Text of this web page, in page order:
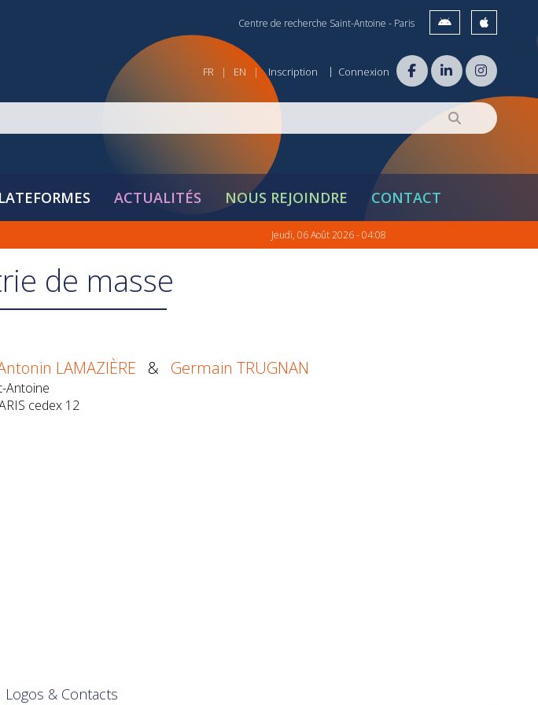
Centre de recherche Saint-Antoine - Paris
FR | EN | Inscription | Connexion
ACTUALITÉS NOUS REJOINDRE CONTACT
Jeudi, 06 Août 2026 - 04:08
de masse
LAMAZIÈRE & Germain TRUGNAN
Antoine
cedex 12
Logos & Contacts